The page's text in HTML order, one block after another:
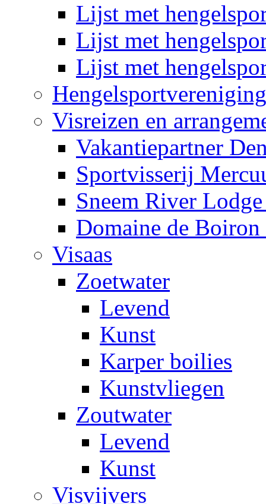
Lijst met
Lijst met
Lijst met
Visreizen en
Vakantiepartner
Sportvisserij
Sneem River
Domaine de
Visaas
Zoetwater
Levend
Kunst
Karper boilies
Kunstvliegen
Zoutwater
Levend
Kunst
Visvijvers